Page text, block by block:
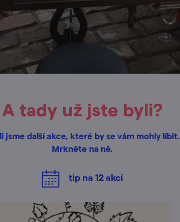
A tady už jste byli?
jsme další akce, které by se vám mohly líbit.
Mrkněte na ně.
tip na 12akcí